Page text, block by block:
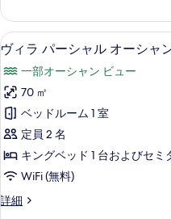
の
す
べ
て
の
写
真
を
表
示
る
の
す
べ
て
の
写
真
を
表
示
ー
デ
ン
ビ
ュ
ー
の
詳
細
ヴ
ィ
ラ
パ
ー
シ
ャ
オ
9
ヴィラ パーシャル オーシャ
一部オーシャン ビュー
70 ㎡
ベッドルーム 1 室
定員 2 名
キングベッド 1 台およびセミ
WiFi (無料)
詳細
ヴ